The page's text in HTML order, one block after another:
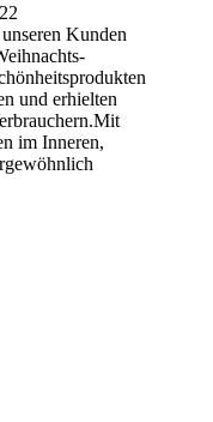
Kunden
und erhielten
im Inneren,